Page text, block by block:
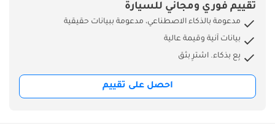
تقييم فوري ومجاني للسيارة
مدعومة بالذكاء الاصطناعي، مدعومة ببيانات حقيقية
بيانات آنية وقيمة عالية
بِع بذكاء. اشترِ بثق
احصل على تقييم